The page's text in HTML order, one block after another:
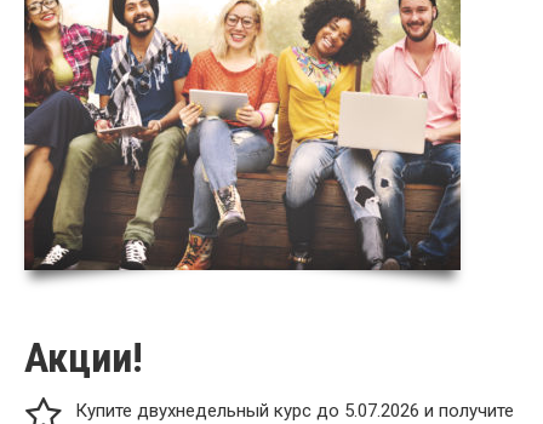
Акции!
Купите двухнедельный курс до 5.07.2026 и получите